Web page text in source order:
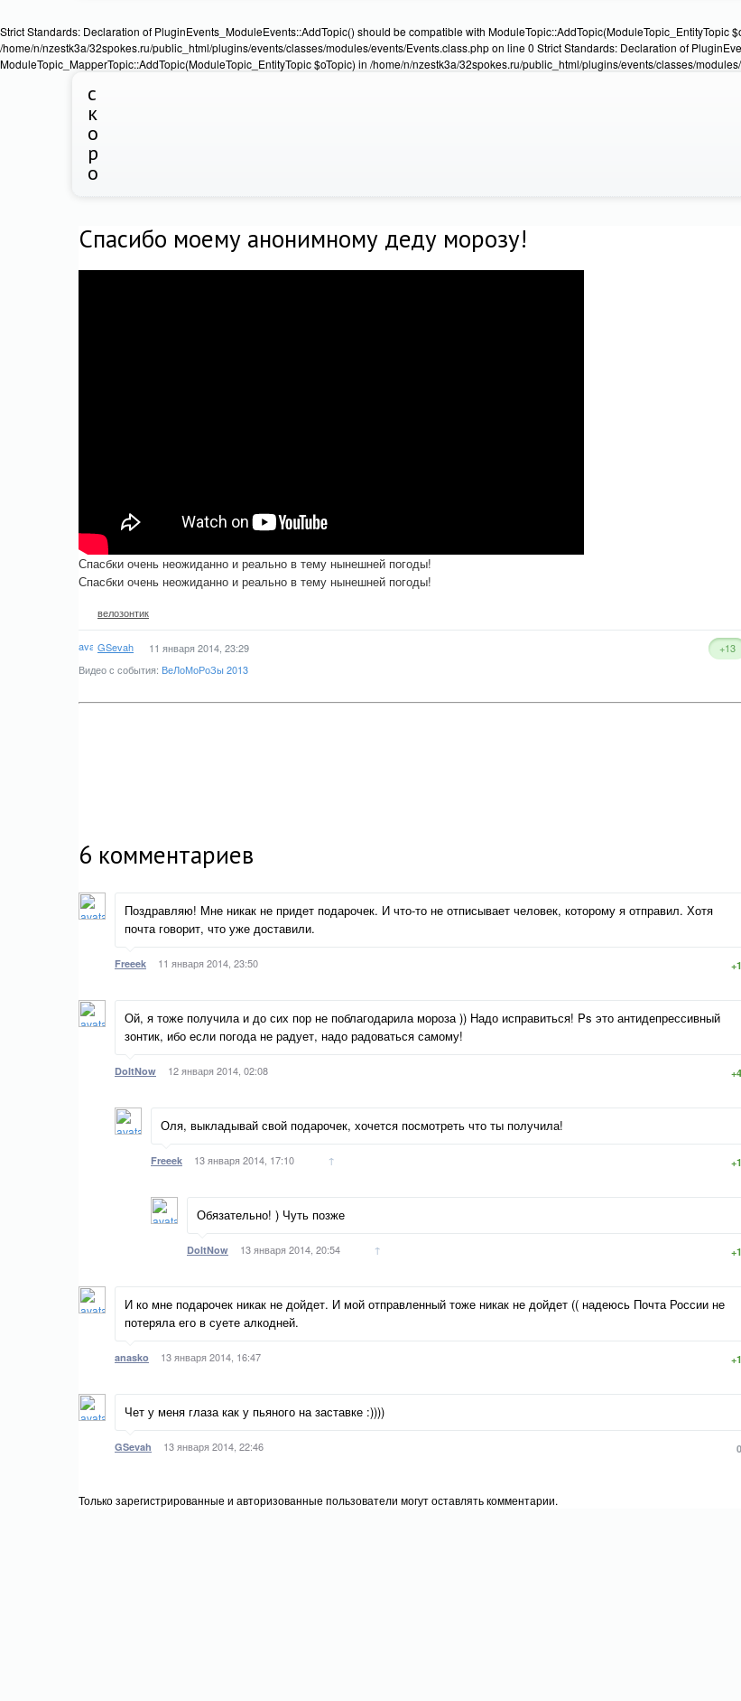
Strict Standards: Declaration of PluginEvents_ModuleEvents::AddTopic() should be compatible with ModuleTopic::AddTopic(ModuleTopic_EntityTopic
/home/n/nzestk3a/32spokes.ru/public_html/plugins/events/classes/modules/events/Events.class.php on line 0 Strict Standards: Declaration of
ModuleTopic_MapperTopic::AddTopic(ModuleTopic_EntityTopic $oTopic) in /home/n/nzestk3a/32spokes.ru/public_html/plugins/events/classes/
с
к
о
р
о
Спасибо моему анонимному деду морозу!
Спасбки очень неожиданно и реально в тему нынешней погоды!
Спасбки очень неожиданно и реально в тему нынешней погоды!
велозонтик
GSevah 11 января 2014, 23:29
+13
Видео с события: ВеЛоМоРоЗы 2013
6 комментариев
Поздравляю! Мне никак не придет подарочек. И что-то не отписывает человек, которому я отправил. Хотя
почта говорит, что уже доставили.
Freeek 11 января 2014, 23:50 +1
Ой, я тоже получила и до сих пор не поблагодарила мороза )) Надо исправиться! Ps это антидепрессивный
зонтик, ибо если погода не радует, надо радоваться самому!
DoItNow 12 января 2014, 02:08 +4
Оля, выкладывай свой подарочек, хочется посмотреть что ты получила!
Freeek 13 января 2014, 17:10 +1
↑
Обязательно! ) Чуть позже
DoItNow 13 января 2014, 20:54 +1
↑
И ко мне подарочек никак не дойдет. И мой отправленный тоже никак не дойдет (( надеюсь Почта России не
потеряла его в суете алкодней.
anasko 13 января 2014, 16:47 +1
Чет у меня глаза как у пьяного на заставке :))))
GSevah 13 января 2014, 22:46 0
Только зарегистрированные и авторизованные пользователи могут оставлять комментарии.